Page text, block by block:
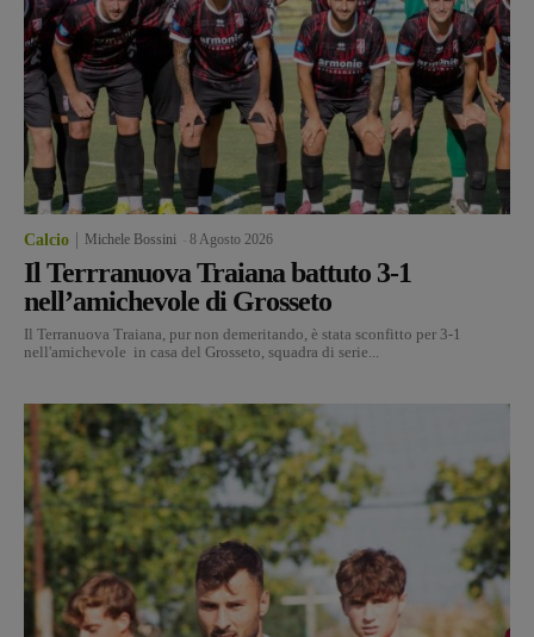
Calcio Michele Bossini 8 Agosto 2026
Il Terrranuova Traiana battuto 3-1
nell’amichevole di Grosseto
Il Terranuova Traiana, pur non demeritando, è stata sconfitto per 3-1
nell'amichevole in casa del Grosseto, squadra di serie...